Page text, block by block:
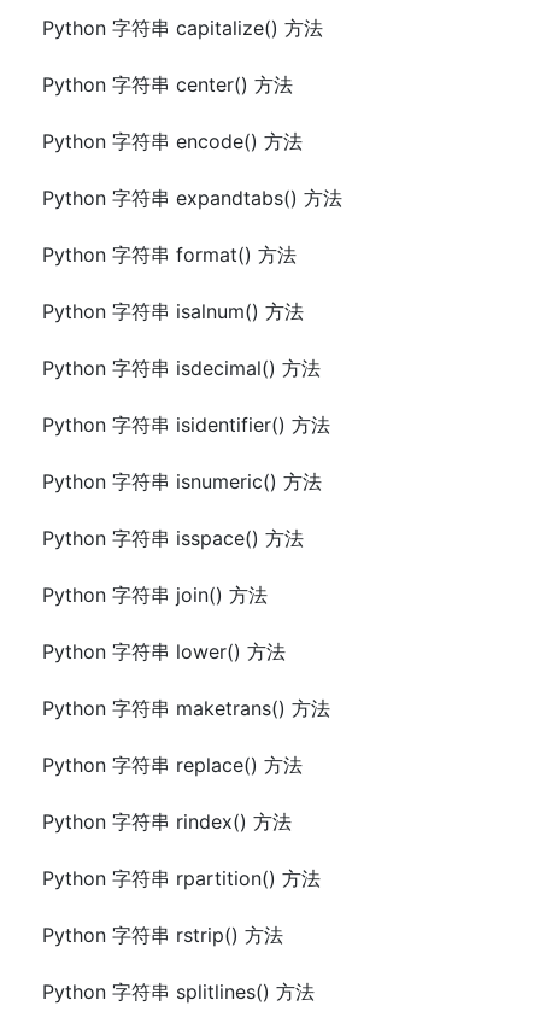
Python 字符串 capitalize() 方法
Python 字符串 center() 方法
Python 字符串 encode() 方法
Python 字符串 expandtabs() 方法
Python 字符串 format() 方法
Python 字符串 isalnum() 方法
Python 字符串 isdecimal() 方法
Python 字符串 isidentifier() 方法
Python 字符串 isnumeric() 方法
Python 字符串 isspace() 方法
Python 字符串 join() 方法
Python 字符串 lower() 方法
Python 字符串 maketrans() 方法
Python 字符串 replace() 方法
Python 字符串 rindex() 方法
Python 字符串 rpartition() 方法
Python 字符串 rstrip() 方法
Python 字符串 splitlines() 方法